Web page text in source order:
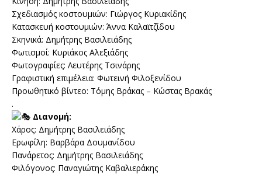
Σχεδιασμός κοστουμιών: Γιώργος Κυριακίδης
Κατασκευή κοστουμιών: Άννα Καλαϊτζίδου
Σκηνικά: Δημήτρης Βασιλειάδης
Φωτισμοί: Κυριάκος Αλεξιάδης
Φωτογραφίες: Λευτέρης Τσινάρης
Γραφιστική επιμέλεια: Φωτεινή Φιλοξενίδου
Προωθητικό βίντεο: Τόμης Βράκας – Κώστας Βρακάς
.
Διανομή:
Χάρος: Δημήτρης Βασιλειάδης
Ερωφίλη: Βαρβάρα Δουμανίδου
Πανάρετος: Δημήτρης Βασιλειάδης
Φιλόγονος: Παναγιώτης Καβαλιεράκης